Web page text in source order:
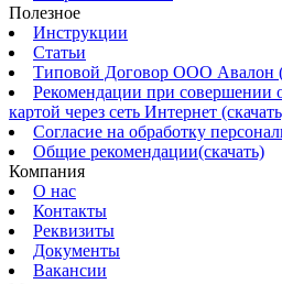
Полезное
Инструкции
Статьи
Типовой Договор ООО Авалон
Рекомендации при совершении
картой через сеть Интернет
Согласие на обработку
Общие рекомендации(скачать)
Компания
О нас
Контакты
Реквизиты
Документы
Вакансии